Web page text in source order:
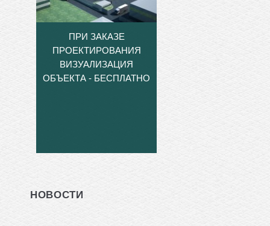
ПРИ ЗАКАЗЕ
ПРОЕКТИРОВАНИЯ
ВИЗУАЛИЗАЦИЯ
ОБЪЕКТА - БЕСПЛАТНО
НОВОСТИ